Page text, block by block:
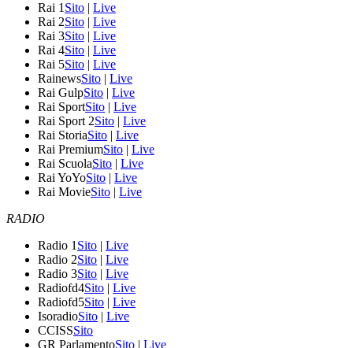
Rai 1 Sito | Live
Rai 2Sito | Live
Rai 3Sito | Live
Rai 4Sito | Live
Rai 5Sito | Live
RainewsSito | Live
Rai GulpSito | Live
Rai SportSito | Live
Rai Sport 2Sito | Live
Rai StoriaSito | Live
Rai PremiumSito | Live
Rai ScuolaSito | Live
Rai YoYoSito | Live
Rai MovieSito | Live
RADIO
Radio 1 Sito | Live
Radio 2Sito | Live
Radio 3Sito | Live
Radiofd4Sito | Live
Radiofd5Sito | Live
IsoradioSito | Live
CCISSSito
GR ParlamentoSito | Live